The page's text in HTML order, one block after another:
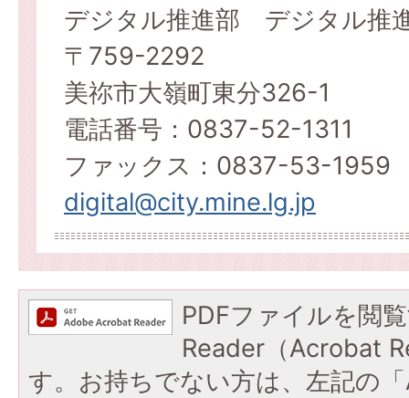
デジタル推進部 デジタル推
〒759-2292
美祢市大嶺町東分326-1
電話番号：0837-52-1311
ファックス：0837-53-1959
digital@city.mine.lg.jp
PDFファイルを閲
Reader（Acrobat
す。お持ちでない方は、左記の